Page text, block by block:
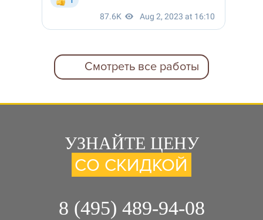
Смотреть все работы
УЗНАЙТЕ ЦЕНУ
СО СКИДКОЙ
8 (495) 489-94-08